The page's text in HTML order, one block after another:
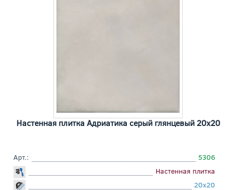
Настенная плитка Адриатика серый глянцевый 20x20
Арт.:
5306
Настенная плитка
20x20